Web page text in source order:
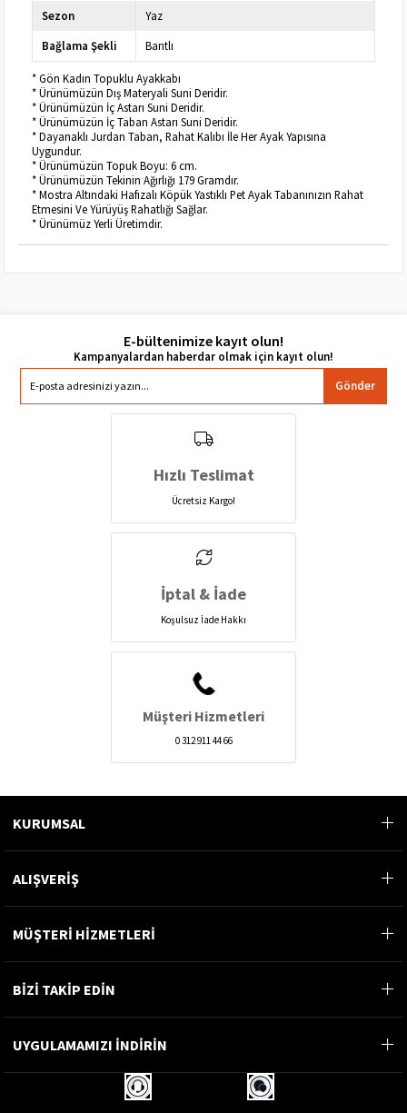
Sezon
Yaz
Bağlama Şekli
Bantlı
* Gön Kadın Topuklu Ayakkabı
* Ürünümüzün Dış Materyali Suni Deridir.
* Ürünümüzün İç Astarı Suni Deridir.
* Ürünümüzün İç Taban Astarı Suni Deridir.
* Dayanaklı Jurdan Taban, Rahat Kalıbı İle Her Ayak Yapısına
Uygundur.
* Ürünümüzün Topuk Boyu: 6 cm.
* Ürünümüzün Tekinin Ağırlığı 179 Gramdır.
* Mostra Altındaki Hafızalı Köpük Yastıklı Pet Ayak Tabanınızın Rahat
Etmesini Ve Yürüyüş Rahatlığı Sağlar.
* Ürünümüz Yerli Üretimdir.
E-bültenimize kayıt olun!
Gönder
Hızlı Teslimat
Ücretsiz Kargo!
İptal & İade
Koşulsuz İade Hakkı
Müşteri Hizmetleri
0 312 911 44 66
KURUMSAL
ALIŞVERİŞ
MÜŞTERİ HİZMETLERİ
BİZİ TAKİP EDİN
UYGULAMAMIZI İNDİRİN